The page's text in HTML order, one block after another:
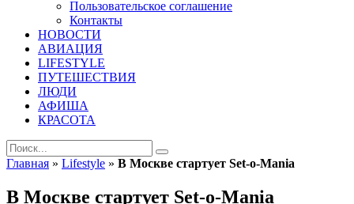
Пользовательское соглашение
Контакты
НОВОСТИ
АВИАЦИЯ
LIFESTYLE
ПУТЕШЕСТВИЯ
ЛЮДИ
АФИША
КРАСОТА
Главная » Lifestyle » В Москве стартует Set-o-Mania
В Москве стартует Set-o-Mania